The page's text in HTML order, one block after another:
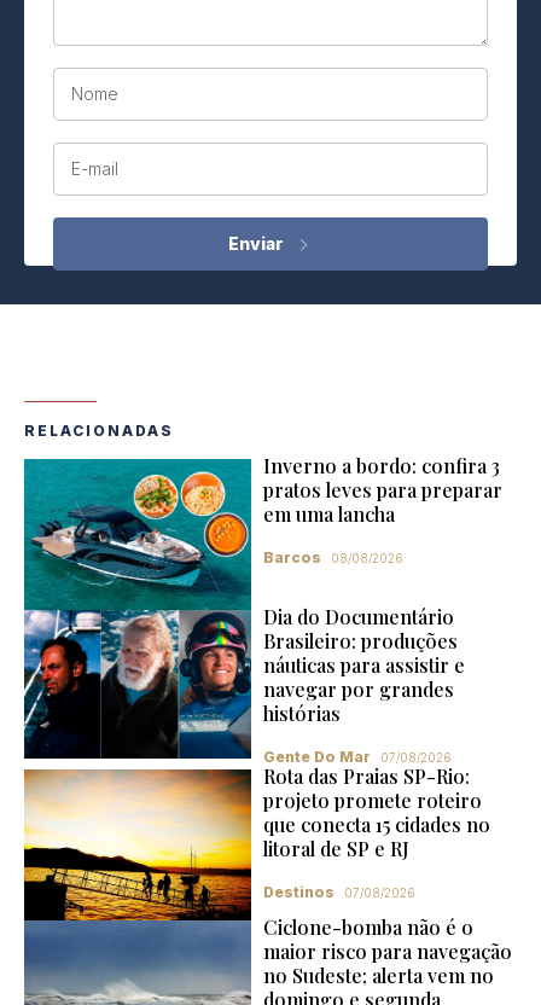
Nome
E-mail
RELACIONADAS
Inverno a bordo: confira 3
pratos leves para preparar
em uma lancha
Barcos 08/08/2026
Dia do Documentário
Brasileiro: produções
náuticas para assistir e
navegar por grandes
histórias
Gente Do Mar 07/08/2026
Rota das Praias SP-Rio:
projeto promete roteiro
que conecta 15 cidades no
litoral de SP e RJ
Destinos 07/08/2026
Ciclone-bomba não é o
maior risco para navegação
no Sudeste; alerta vem no